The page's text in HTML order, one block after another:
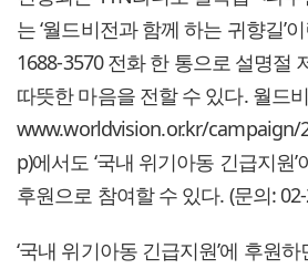
는 ‘월드비전과 함께 하는 귀향길’
1688-3570 전화 한 통으로 설명절
따뜻한 마음을 전할 수 있다. 월드
www.worldvision.or.kr/campaign/
p)에서도 ‘국내 위기아동 긴급지원’
후원으로 참여할 수 있다. (문의:
‘국내 위기아동 긴급지원’에 후원